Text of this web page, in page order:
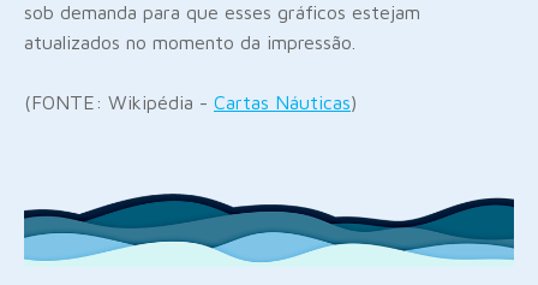
sob demanda para que esses gráficos estejam
atualizados no momento da impressão.
(FONTE: Wikipédia - Cartas Náuticas)